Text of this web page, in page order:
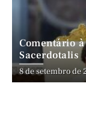
Comentário
Sacerdotalis
8 de setembro de